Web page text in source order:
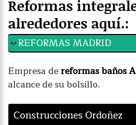
Reformas
alrededores aquí.:
REFORMAS MADRID
Empresa dereformas baños
alcance de su bolsillo.
Construcciones Ordoñez